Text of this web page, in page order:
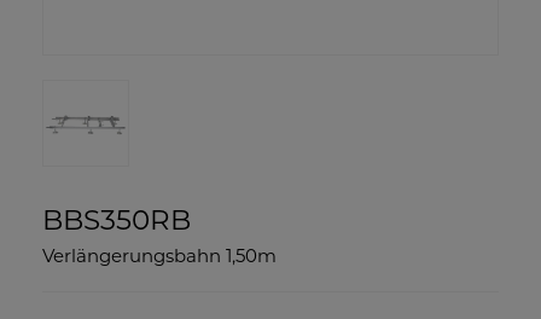
BBS350RB
Verlängerungsbahn 1,50m